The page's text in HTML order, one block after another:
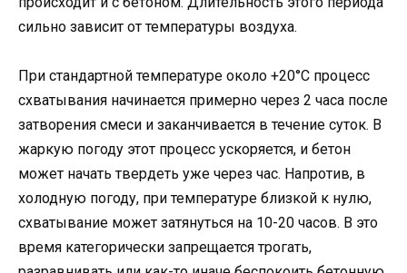
сильно зависит от температуры воздуха.
При стандартной температуре около +20°C процесс
схватывания начинается примерно через 2 часа после
затворения смеси и заканчивается в течение суток. В
жаркую погоду этот процесс ускоряется, и бетон
может начать твердеть уже через час. Напротив, в
холодную погоду, при температуре близкой к нулю,
схватывание может затянуться на 10-20 часов. В это
время категорически запрещается трогать,